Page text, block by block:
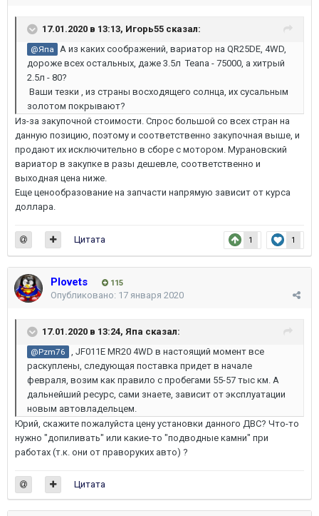
17.01.2020 в 13:13, Игорь55 сказал:
@Япа
А из каких соображений, вариатор на QR25DE, 4WD,
дороже всех остальных, даже 3.5л Teana - 75000, а хитрый
2.5л - 80?
Ваши тезки , из страны восходящего солнца, их сусальным
золотом покрывают?
Из-за закупочной стоимости. Спрос большой со всех стран на
данную позицию, поэтому и соответственно закупочная выше, и
продают их исключительно в сборе с мотором. Мурановский
вариатор в закупке в разы дешевле, соответственно и
выходная цена ниже.
Еще ценообразование на запчасти напрямую зависит от курса
доллара.
1 1
Цитата
Plovets 115
Опубликовано: 17 января 2020
17.01.2020 в 13:24, Япа сказал:
@Pzm76
, JF011E MR20 4WD в настоящий момент все
раскуплены, следующая поставка придет в начале
февраля, возим как правило с пробегами 55-57 тыс км. А
дальнейший ресурс, сами знаете, зависит от эксплуатации
новым автовладельцем.
Юрий, скажите пожалуйста цену установки данного ДВС? Что-то
нужно "допиливать" или какие-то "подводные камни" при
работах (т.к. они от праворуких авто) ?
Цитата